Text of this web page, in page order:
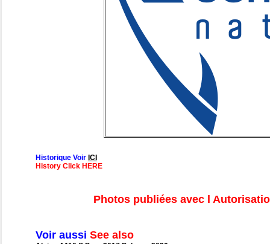
Historique Voir ICI
History Click HERE
Photos publiées avec l
Voir aussi See also